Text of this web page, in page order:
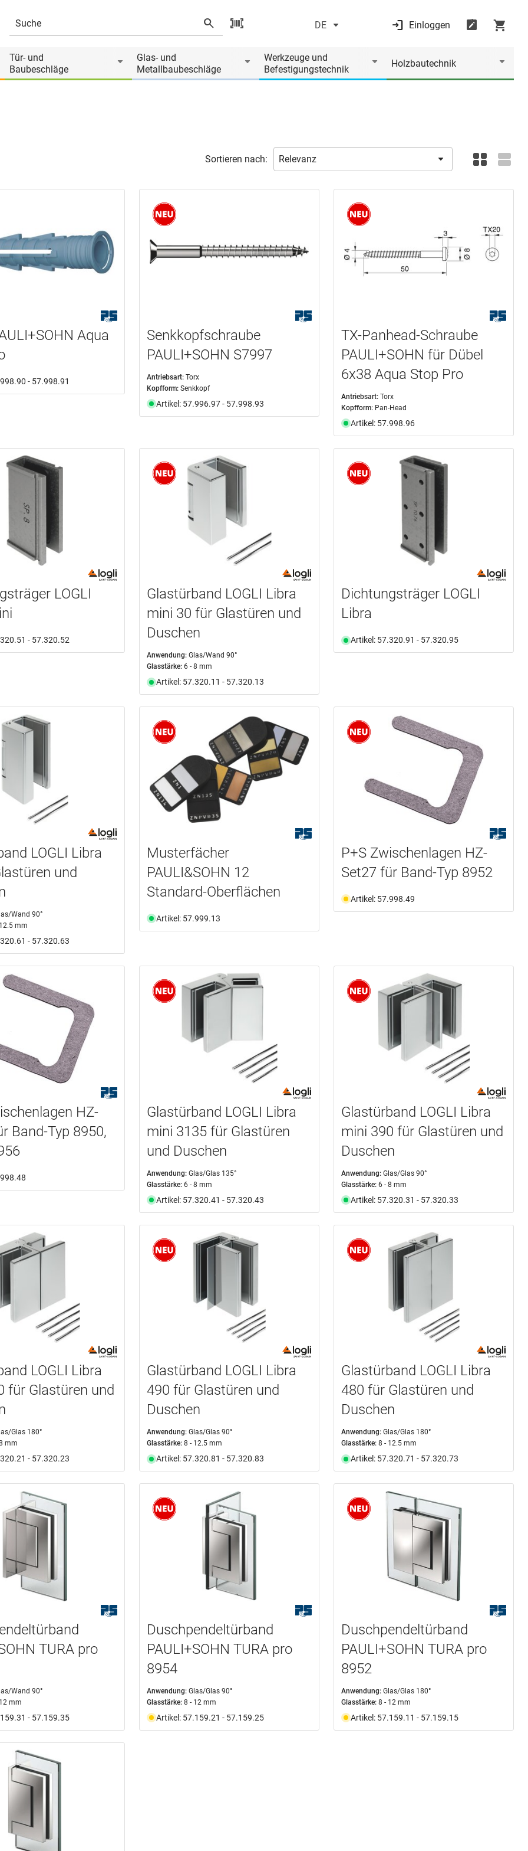
DE Einloggen
Tür- und
Baubeschläge
Glas- und
Metallbaubeschläge
Werkzeuge und
Befestigungstechnik
Holzbautechnik
Sortieren nach:
Aqua
- 57.998.91
Senkkopfschraube
PAULI+SOHN S7997
Antriebsart: Torx
Kopfform: Senkkopf
Artikel: 57.996.97 - 57.998.93
TX-Panhead-Schraube
PAULI+SOHN für Dübel
6x38 Aqua Stop Pro
Antriebsart: Torx
Kopfform: Pan-Head
Artikel: 57.998.96
LOGLI
- 57.320.52
Glastürband LOGLI Libra
mini 30 für Glastüren und
Duschen
Anwendung: Glas/Wand 90°
Glasstärke: 6 - 8 mm
Artikel: 57.320.11 - 57.320.13
Dichtungsträger LOGLI
Libra
Artikel: 57.320.91 - 57.320.95
LOGLI Libra
und
Wand 90°
mm
- 57.320.63
Musterfächer
PAULI&SOHN 12
Standard-Oberflächen
Artikel: 57.999.13
P+S Zwischenlagen HZ-
Set27 für Band-Typ 8952
Artikel: 57.998.49
HZ-
Band-Typ 8950,
Glastürband LOGLI Libra
mini 3135 für Glastüren
und Duschen
Anwendung: Glas/Glas 135°
Glasstärke: 6 - 8 mm
Artikel: 57.320.41 - 57.320.43
Glastürband LOGLI Libra
mini 390 für Glastüren und
Duschen
Anwendung: Glas/Glas 90°
Glasstärke: 6 - 8 mm
Artikel: 57.320.31 - 57.320.33
LOGLI Libra
für Glastüren und
Glas 180°
mm
- 57.320.23
Glastürband LOGLI Libra
490 für Glastüren und
Duschen
Anwendung: Glas/Glas 90°
Glasstärke: 8 - 12.5 mm
Artikel: 57.320.81 - 57.320.83
Glastürband LOGLI Libra
480 für Glastüren und
Duschen
Anwendung: Glas/Glas 180°
Glasstärke: 8 - 12.5 mm
Artikel: 57.320.71 - 57.320.73
TURA pro
Wand 90°
mm
- 57.159.35
Duschpendeltürband
PAULI+SOHN TURA pro
8954
Anwendung: Glas/Glas 90°
Glasstärke: 8 - 12 mm
Artikel: 57.159.21 - 57.159.25
Duschpendeltürband
PAULI+SOHN TURA pro
8952
Anwendung: Glas/Glas 180°
Glasstärke: 8 - 12 mm
Artikel: 57.159.11 - 57.159.15